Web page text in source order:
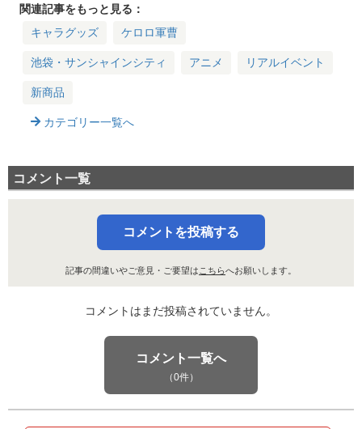
カードをゲットしよ
関連記事をもっと見る：
キャラグッズ
ケロロ軍曹
池袋・サンシャインシティ アニメ リアルイベント
新商品
カテゴリー一覧へ
コメント一覧
コメントを投稿する
記事の間違いやご意見・ご要望は こちらへお願いします。
コメントはまだ投稿されていません。
コメント一覧へ
（0件）